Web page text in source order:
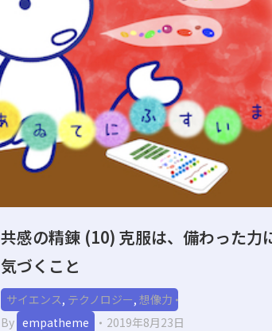
共感の精錬 (10) 克服は、備わった力
気づくこと
サイエンス, テクノロジー, 想像力
By empatheme 2019年8月23日